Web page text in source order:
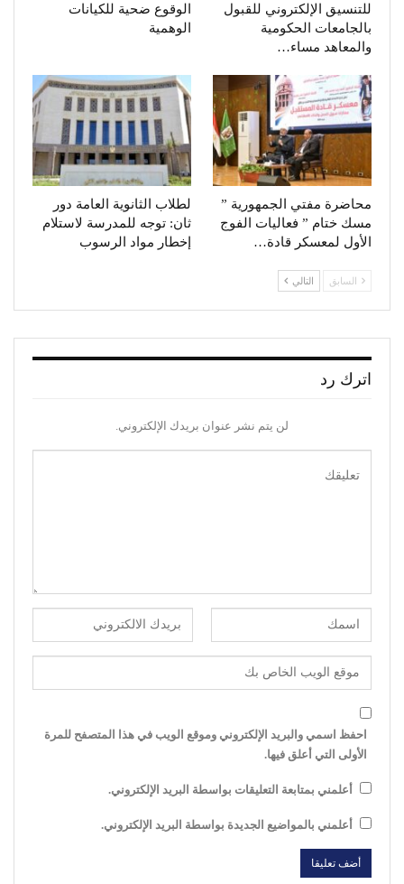
للتنسيق الإلكتروني للقبول
بالجامعات الحكومية
والمعاهد مساء…
الوقوع ضحية للكيانات
الوهمية
محاضرة مفتي الجمهورية ”
مسك ختام ” فعاليات الفوج
الأول لمعسكر قادة…
لطلاب الثانوية العامة دور
ثان: توجه للمدرسة لاستلام
إخطار مواد الرسوب
السابق التالي
اترك رد
لن يتم نشر عنوان بريدك الإلكتروني.
احفظ اسمي والبريد الإلكتروني وموقع الويب في هذا المتصفح للمرة
الأولى التي أعلق فيها.
أعلمني بمتابعة التعليقات بواسطة البريد الإلكتروني.
أعلمني بالمواضيع الجديدة بواسطة البريد الإلكتروني.